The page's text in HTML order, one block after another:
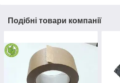
Подібні товари компанії